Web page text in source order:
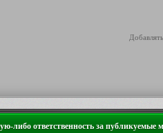
либо ответственность за публикуемые